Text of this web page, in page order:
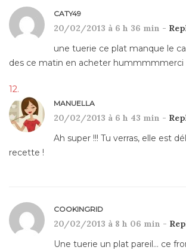
CATY49
20/02/2013 à 6 h 36 min -
une tuerie ce plat manque le
des ce matin en acheter hummmmmerci
MANUELLA
20/02/2013 à 6 h 43 min -
Ah super !!! Tu verras, elle est
recette !
COOKINGRID
20/02/2013 à 8 h 06 min -
Une tuerie un plat pareil… ce